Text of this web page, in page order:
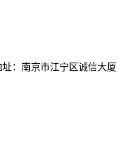
：南京市江宁区诚信大厦